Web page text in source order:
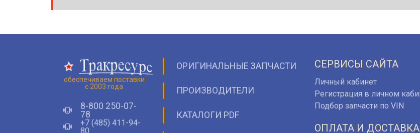
обеспечиваем поставки
с 2003 года
8-800 250-07-
78
+7 (485) 411-94-
80
ОРИГИНАЛЬНЫЕ ЗАПЧАСТИ
ПРОИЗВОДИТЕЛИ
КАТАЛОГИ PDF
СЕРВИСЫ САЙТА
Личный кабинет
Регистрация в личном
Подбор запчасти по VIN
ОПЛАТА И ДОСТАВКА